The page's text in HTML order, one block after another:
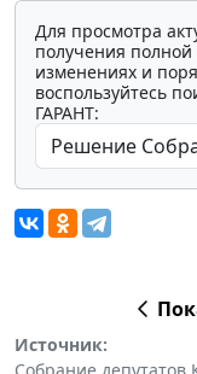
Для просмотра
получения
изменениях и
воспользуйтесь
ГАРАНТ:
Источник:
Собрание депутатов